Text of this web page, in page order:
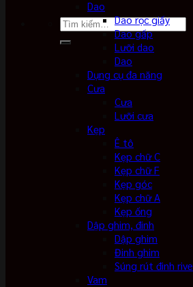
Tìm
Dao
Dao rọc giấy
Dao gấp
Lưỡi dao
Dao
Dụng cụ đa năng
Cưa
Cưa
Lưỡi cưa
Kẹp
Ê tô
Kẹp chữ C
Kẹp chữ F
Kẹp góc
Kẹp chữ A
Kẹp ống
Dập ghim, đinh
Dập ghim
Đinh ghim
Súng rút đinh rive
Vam